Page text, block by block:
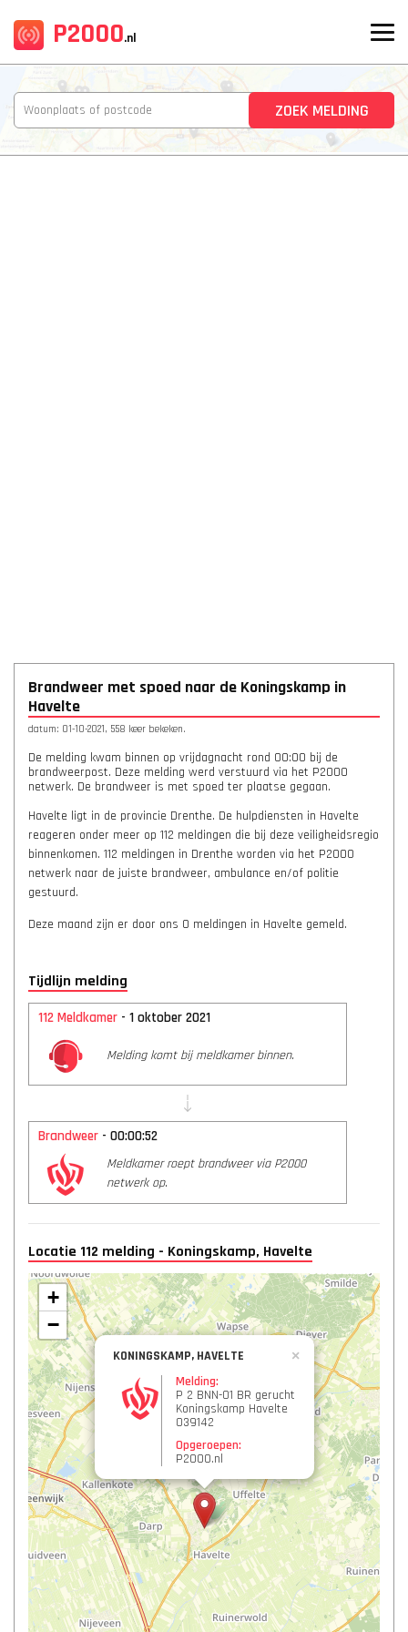
P2000.nl
Brandweer met spoed naar de Koningskamp in
Havelte
datum: 01-10-2021, 558 keer bekeken.
De melding kwam binnen op vrijdagnacht rond 00:00 bij de
brandweerpost. Deze melding werd verstuurd via het P2000
netwerk. De brandweer is met spoed ter plaatse gegaan.
Havelte ligt in de provincie Drenthe. De hulpdiensten in Havelte
reageren onder meer op 112 meldingen die bij deze veiligheidsregio
binnenkomen. 112 meldingen in Drenthe worden via het P2000
netwerk naar de juiste brandweer, ambulance en/of politie
gestuurd.
Deze maand zijn er door ons 0 meldingen in Havelte gemeld.
Tijdlijn melding
112 Meldkamer - 1 oktober 2021
Melding komt bij meldkamer binnen.
Brandweer - 00:00:52
Meldkamer roept brandweer via P2000
netwerk op.
Locatie 112 melding - Koningskamp, Havelte
KONINGSKAMP, HAVELTE
Melding:
P 2 BNN-01 BR gerucht
Koningskamp Havelte
039142
Opgeroepen:
P2000.nl
×
+
−